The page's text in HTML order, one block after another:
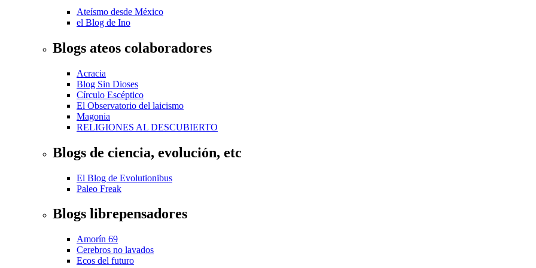
Ateísmo desde México
el Blog de Ino
Blogs ateos colaboradores
Acracia
Blog Sin Dioses
Círculo Escéptico
El Observatorio del laicismo
Magonia
RELIGIONES AL DESCUBIERTO
Blogs de ciencia, evolución, etc
El Blog de Evolutionibus
Paleo Freak
Blogs librepensadores
Amorín 69
Cerebros no lavados
Ecos del futuro